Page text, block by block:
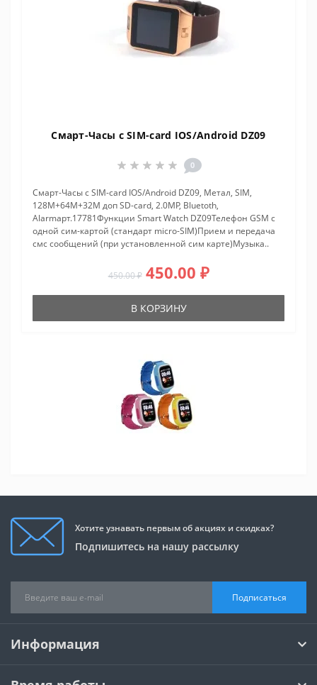
Смарт-Часы с SIM-card IOS/Android DZ09
0
Смарт-Часы с SIM-card IOS/Android DZ09, Метал, SIM,
128M+64M+32M доп SD-card, 2.0MP, Bluetoth,
Alarmарт.17781Функции Smart Watch DZ09Телефон GSM с
одной сим-картой (стандарт micro-SIM)Прием и передача
смс сообщений (при установленной сим карте)Музыка..
450.00 ₽ 450.00 ₽
В КОРЗИНУ
Хотите узнавать первым об акциях и скидках?
Подпишитесь на нашу рассылку
Подписаться
Информация